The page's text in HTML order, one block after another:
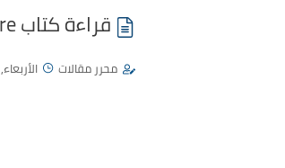
قراءة كتاب Modernist Literature
محرر مقالات الأربعاء, 8 سبتمبر 2021 - 10:26 م